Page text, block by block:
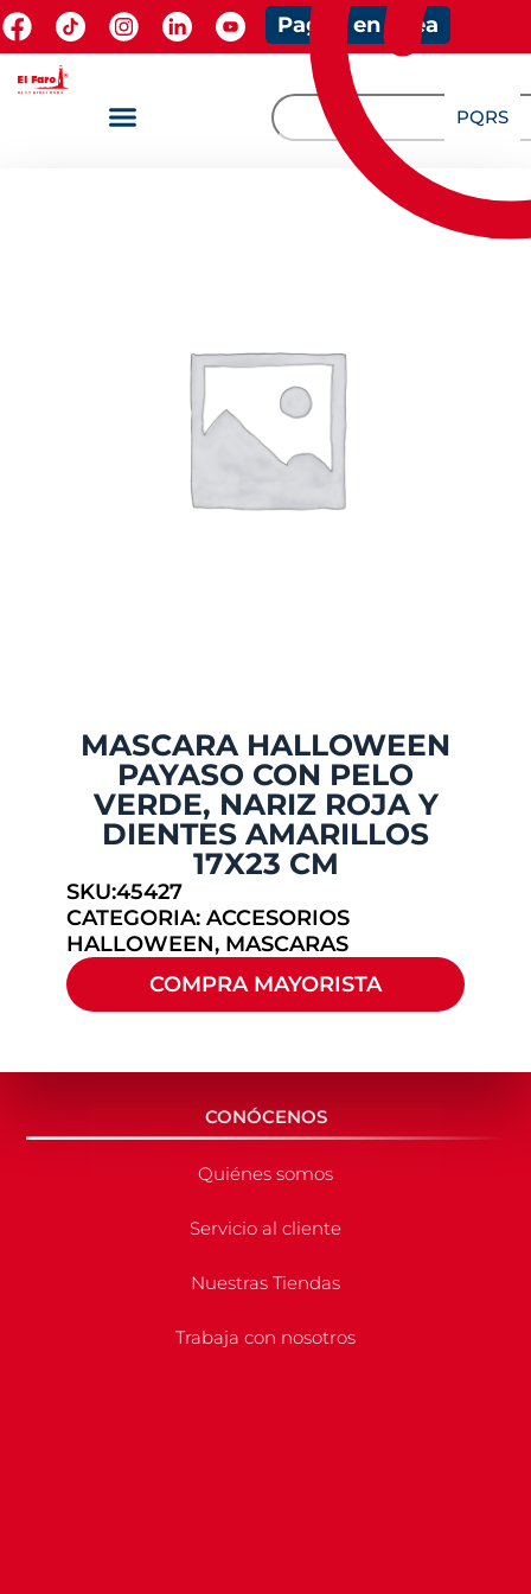
Pagos en línea
PQRS
MASCARA HALLOWEEN
PAYASO CON PELO
VERDE, NARIZ ROJA Y
DIENTES AMARILLOS
17X23 CM
SKU:45427
CATEGORIA: ACCESORIOS
HALLOWEEN, MASCARAS
COMPRA MAYORISTA
CONÓCENOS
Quiénes somos
Servicio al cliente
Nuestras Tiendas
Trabaja con nosotros